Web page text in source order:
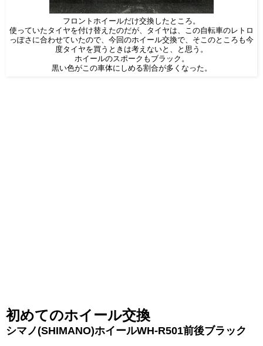
フロントホイールだけ交換したところ。
使っていたタイヤを付け替えたのだが、タイヤは、この自転車のレトロ
っぽさに合わせていたので、今回のホイール交換で、そこのところも今
度タイヤを買うときは考えないと、と思う。
ホイールのスポークもブラック。
黒い色がこの車体にしめる割合が多くなった。
初めてのホイール交換
シマノ(SHIMANO)ホイールWH-R501前後ブラック